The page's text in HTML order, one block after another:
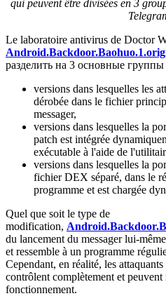
qui peuvent être divisées en 3
Le laboratoire antivirus de Doctor
разделить на 3 основные
versions dans lesquelles les
dérobée dans le fichier
messager,
versions dans lesquelles la
patch est intégrée
exécutable à l'aide de
versions dans lesquelles la
fichier DEX séparé, dans le
programme et est chargée
Quel que soit le type de
modification,
du lancement du messager lui-
et ressemble à un programme
Cependant, en réalité, les
contrôlent complètement et
fonctionnement.